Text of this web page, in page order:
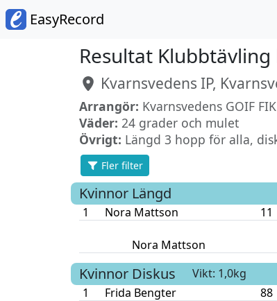
EasyRecord
Resultat
Kvarnsvedens IP,
Arrangör: Kvarnsvedens GOIF FIK
Väder: 24 grader och mulet
Övrigt: Längd 3 hopp för alla,
Fler filter
Kvinnor Längd
1
Nora Mattson 11
Nora Mattson
Kvinnor Diskus Vikt: 1,0kg
1
Frida Bengter 88